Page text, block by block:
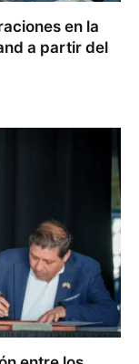
en la
a partir del